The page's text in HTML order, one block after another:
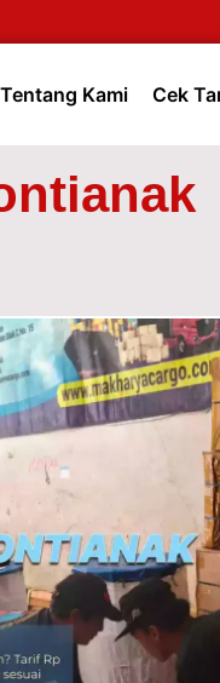
Tentang Kami Cek